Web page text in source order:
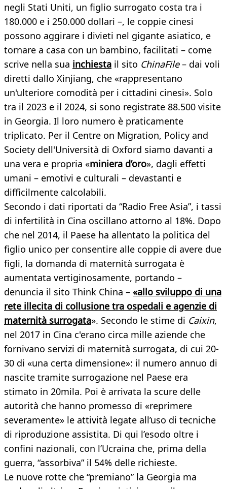
negli Stati Uniti, un figlio surrogato costa tra i
180.000 e i 250.000 dollari –, le coppie cinesi
possono aggirare i divieti nel gigante asiatico, e
tornare a casa con un bambino, facilitati – come
scrive nella sua inchiesta il sito ChinaFile– dai voli
diretti dallo Xinjiang, che «rappresentano
un'ulteriore comodità per i cittadini cinesi». Solo
tra il 2023 e il 2024, si sono registrate 88.500 visite
in Georgia. Il loro numero è praticamente
triplicato. Per il Centre on Migration, Policy and
Society dell'Università di Oxford siamo davanti a
una vera e propria «miniera d’oro», dagli effetti
umani – emotivi e culturali – devastanti e
difficilmente calcolabili.
Secondo i dati riportati da “Radio Free Asia”, i tassi
di infertilità in Cina oscillano attorno al 18%. Dopo
che nel 2014, il Paese ha allentato la politica del
figlio unico per consentire alle coppie di avere due
figli, la domanda di maternità surrogata è
aumentata vertiginosamente, portando –
denuncia il sito Think China – «allo sviluppo di una
rete illecita di collusione tra ospedali e agenzie di
maternità surrogata». Secondo le stime di Caixin,
nel 2017 in Cina c'erano circa mille aziende che
fornivano servizi di maternità surrogata, di cui 20-
30 di «una certa dimensione»: il numero annuo di
nascite tramite surrogazione nel Paese era
stimato in 20mila. Poi è arrivata la scure delle
autorità che hanno promesso di «reprimere
severamente» le attività legate all’uso di tecniche
di riproduzione assistita. Di qui l’esodo oltre i
confini nazionali, con l’Ucraina che, prima della
guerra, “assorbiva” il 54% delle richieste.
Le nuove rotte che “premiano” la Georgia ma